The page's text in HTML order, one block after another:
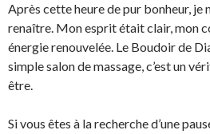
Après cette heure de pur bonheur, je
renaître. Mon esprit était clair, mon
énergie renouvelée. Le Boudoir de
simple salon de massage, c’est un
être.
Si vous êtes à la recherche d’une